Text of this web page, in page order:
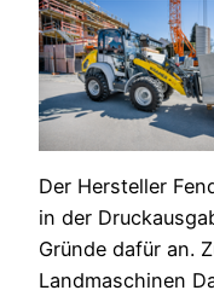
Der Hersteller
in der
Gründe dafür an.
Landmaschinen